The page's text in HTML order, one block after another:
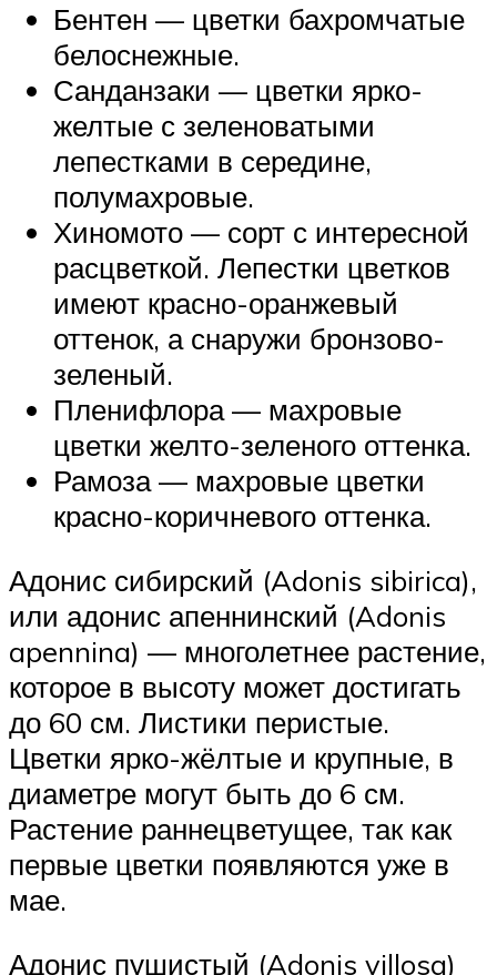
Бентен — цветки бахромчатые
белоснежные.
Санданзаки — цветки ярко-
желтые с зеленоватыми
лепестками в середине,
полумахровые.
Хиномото — сорт с интересной
расцветкой. Лепестки цветков
имеют красно-оранжевый
оттенок, а снаружи бронзово-
зеленый.
Пленифлора — махровые
цветки желто-зеленого оттенка.
Рамоза — махровые цветки
красно-коричневого оттенка.
Адонис сибирский (Adonis sibirica),
или адонис апеннинский (Adonis
apennina) — многолетнее растение,
которое в высоту может достигать
до 60 см. Листики перистые.
Цветки ярко-жёлтые и крупные, в
диаметре могут быть до 6 см.
Растение раннецветущее, так как
первые цветки появляются уже в
мае.
Адонис пушистый (Adonis villosa)